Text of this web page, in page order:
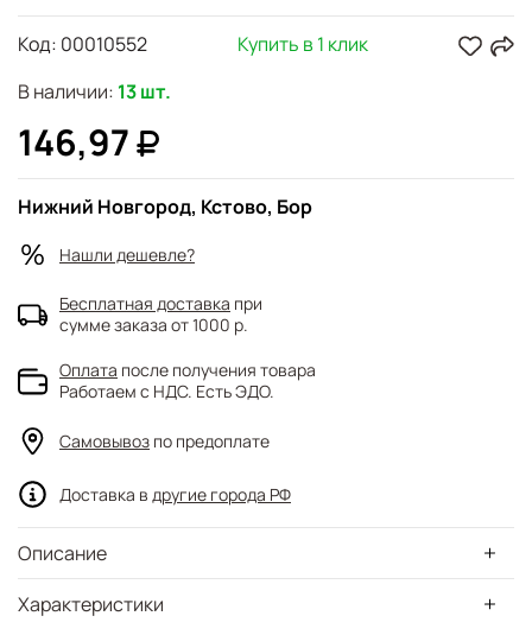
Характеристики
Описание
В наличии: 13 шт.
146,97
Код: 00010552 Купить в 1 клик
Нижний Новгород, Кстово, Бор
Нашли дешевле?
Бесплатная доставка при
сумме заказа от 1000 р.
Оплата после получения товара
Работаем с НДС. Есть ЭДО.
Самовывоз по предоплате
Доставка в другие города РФ